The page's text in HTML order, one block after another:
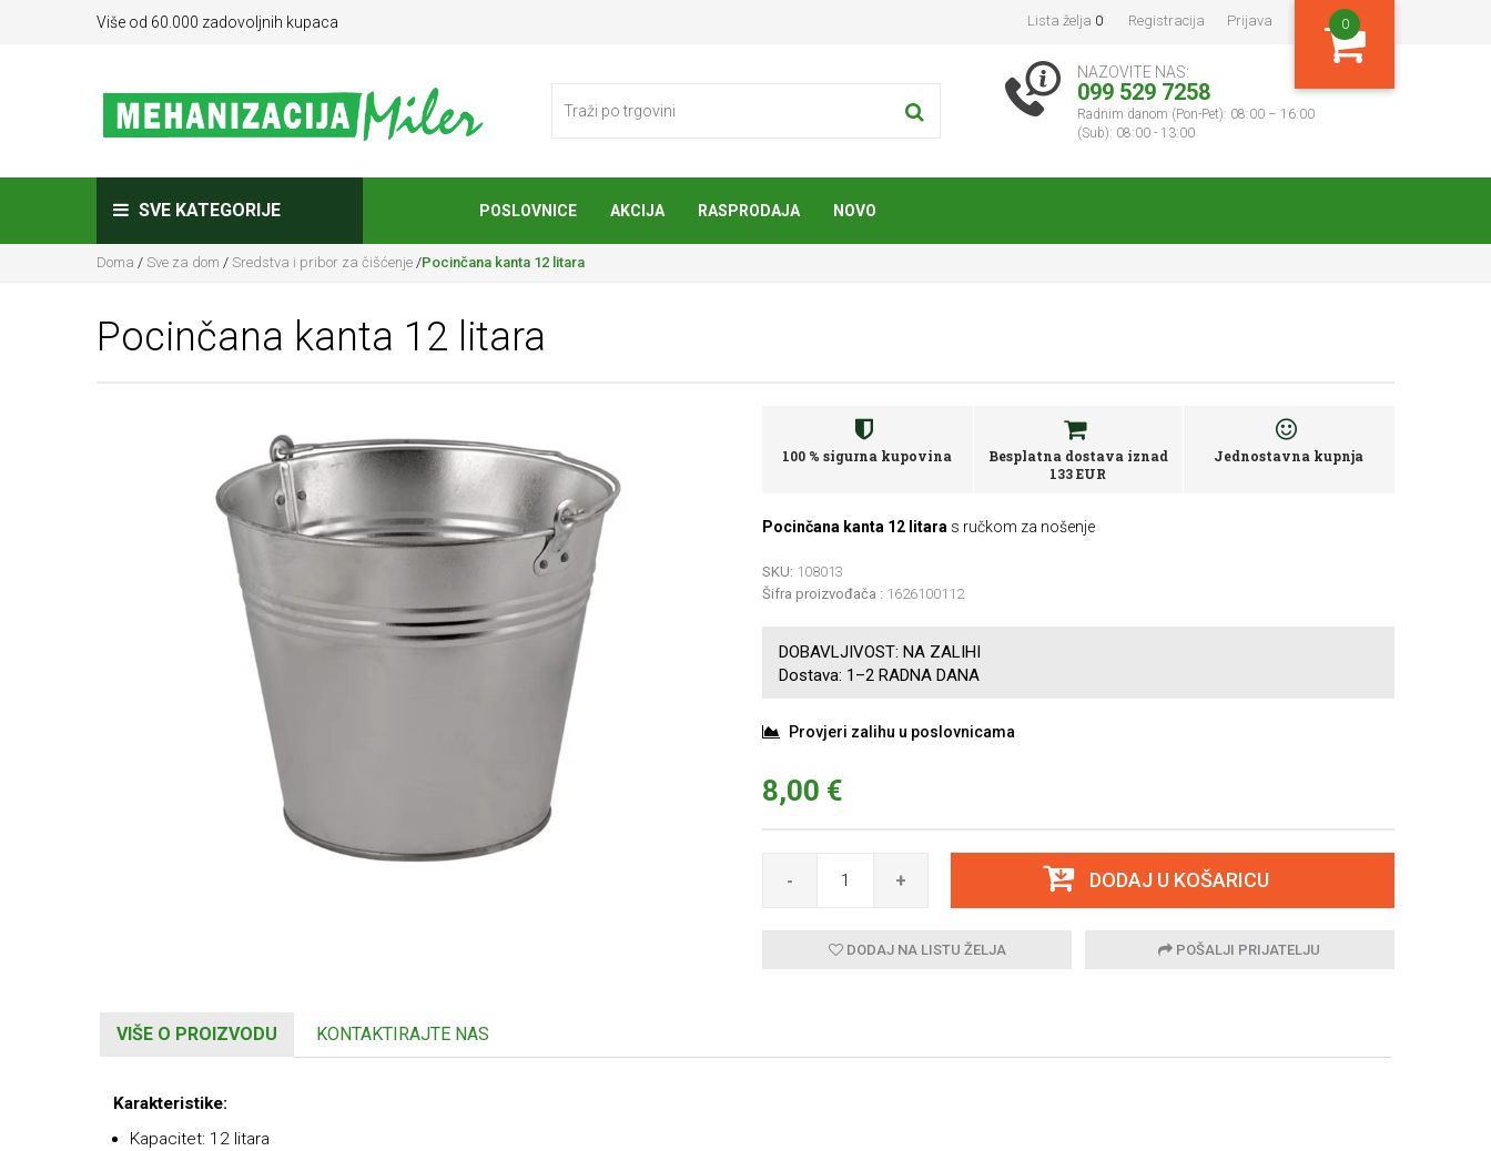
Više od 60.000 zadovoljnih kupaca Lista želja 0 Registracija Prijava 0
NAZOVITE NAS:
099 529 7258
Radnim danom (Pon-Pet): 08:00 – 16:00
(Sub): 08:00 - 13:00
SVE KATEGORIJE POSLOVNICE AKCIJA RASPRODAJA NOVO
Doma / Sve za dom / Sredstva i pribor za čišćenje /Pocinčana kanta 12 litara
Pocinčana kanta 12 litara
100 % sigurna kupovina
Besplatna dostava iznad
133 EUR
Jednostavna kupnja
Pocinčana kanta 12 litara s ručkom za nošenje
SKU: 108013
Šifra proizvođača : 1626100112
DOBAVLJIVOST: NA ZALIHI
Dostava: 1–2 RADNA DANA
Provjeri zalihu u poslovnicama
8,00 €
- + DODAJ U KOŠARICU
DODAJ NA LISTU ŽELJA POŠALJI PRIJATELJU
VIŠE O PROIZVODU KONTAKTIRAJTE NAS
Karakteristike:
Kapacitet: 12 litara